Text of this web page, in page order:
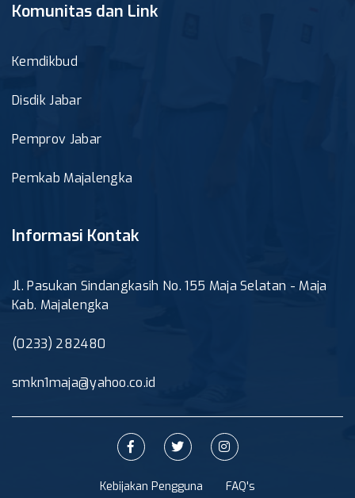
Komunitas dan Link
Kemdikbud
Disdik Jabar
Pemprov Jabar
Pemkab Majalengka
Informasi Kontak
Jl. Pasukan Sindangkasih No. 155 Maja Selatan - Maja
Kab. Majalengka
(0233) 282480
smkn1maja@yahoo.co.id
Kebijakan Pengguna FAQ's